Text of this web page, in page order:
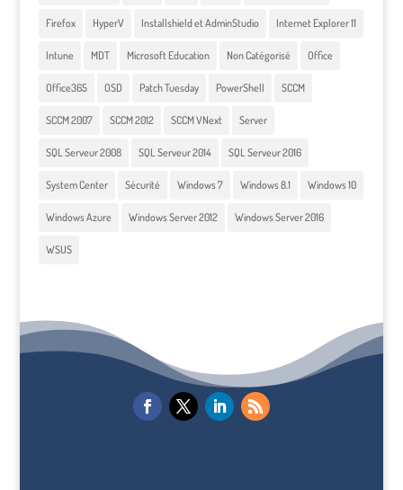
Firefox HyperV Installshield et AdminStudio Internet Explorer 11
Intune MDT Microsoft Education Non Catégorisé Office
Office365 OSD Patch Tuesday PowerShell SCCM
SCCM 2007 SCCM 2012 SCCM VNext Server
SQL Serveur 2008 SQL Serveur 2014 SQL Serveur 2016
System Center Sécurité Windows 7 Windows 8.1 Windows 10
Windows Azure Windows Server 2012 Windows Server 2016
WSUS